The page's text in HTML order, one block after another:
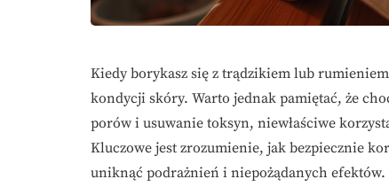
Kiedy borykasz się z trądzikiem lub
kondycji skóry. Warto jednak pamiętać, że
porów i usuwanie toksyn, niewłaściwe
Kluczowe jest zrozumienie, jak bezpiecznie
uniknąć podrażnień i niepożądanych